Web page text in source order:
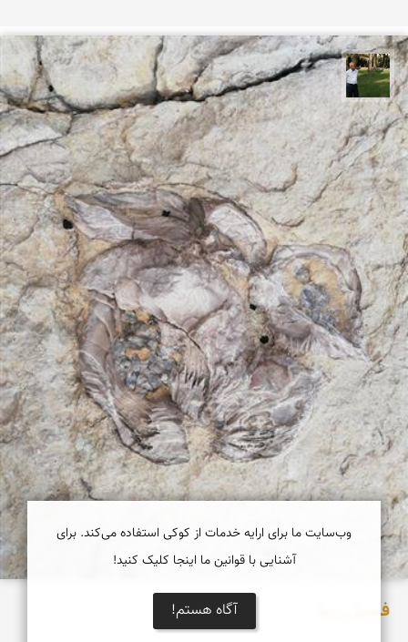
عبدل شعبانی
فسیل زیبا
وب‌سایت ما برای ارایه خدمات از کوکی استفاده می‌کند. برای
آشنایی با قوانین ما اینجا کلیک کنید!
آگاه هستم!